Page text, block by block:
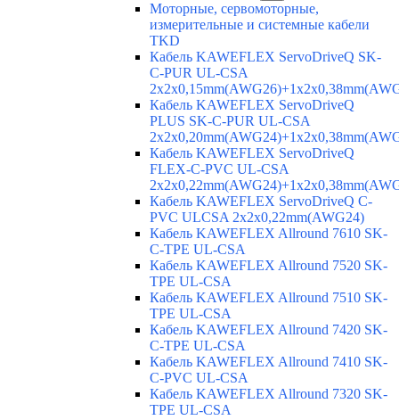
Моторные, сервомоторные,
измерительные и системные кабели
TKD
Кабель KAWEFLEX ServoDriveQ SK-
C-PUR UL-CSA
Кабель KAWEFLEX ServoDriveQ
PLUS SK-C-PUR UL-CSA
Кабель KAWEFLEX ServoDriveQ
FLEX-C-PVC UL-CSA
Кабель KAWEFLEX ServoDriveQ C-
PVC ULCSA 2x2x0,22mm(AWG24)
Кабель KAWEFLEX Allround 7610 SK-
C-TPE UL-CSA
Кабель KAWEFLEX Allround 7520 SK-
TPE UL-CSA
Кабель KAWEFLEX Allround 7510 SK-
TPE UL-CSA
Кабель KAWEFLEX Allround 7420 SK-
C-TPE UL-CSA
Кабель KAWEFLEX Allround 7410 SK-
C-PVC UL-CSA
Кабель KAWEFLEX Allround 7320 SK-
TPE UL-CSA